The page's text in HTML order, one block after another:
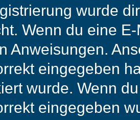
wurde
Wenn du eine
Anweisungen.
eingegeben
wurde. Wenn
eingegeben